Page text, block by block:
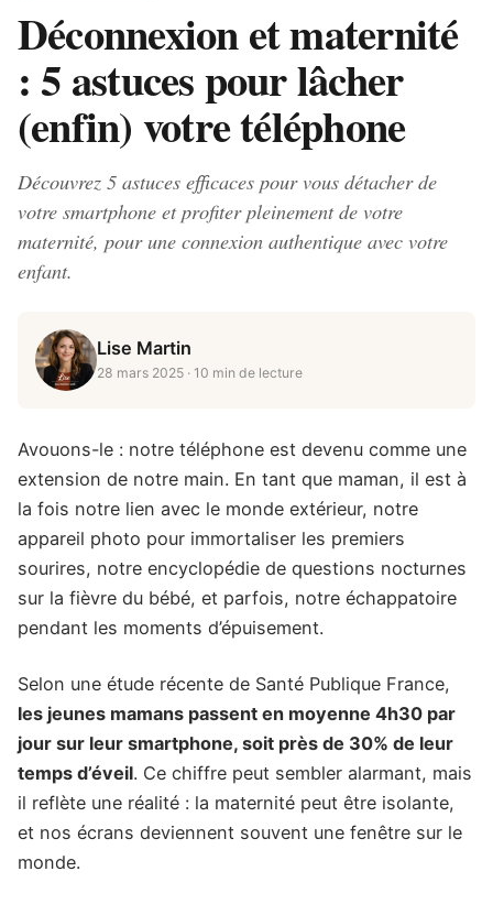
Déconnexion et maternité
: 5 astuces pour lâcher
(enfin) votre téléphone
Découvrez 5 astuces efficaces pour vous détacher de
votre smartphone et profiter pleinement de votre
maternité, pour une connexion authentique avec votre
enfant.
Lise Martin
28 mars 2025 · 10 min de lecture
Avouons-le : notre téléphone est devenu comme une
extension de notre main. En tant que maman, il est à
la fois notre lien avec le monde extérieur, notre
appareil photo pour immortaliser les premiers
sourires, notre encyclopédie de questions nocturnes
sur la fièvre du bébé, et parfois, notre échappatoire
pendant les moments d’épuisement.
Selon une étude récente de Santé Publique France,
les jeunes mamans passent en moyenne 4h30 par
jour sur leur smartphone, soit près de 30% de leur
temps d’éveil. Ce chiffre peut sembler alarmant, mais
il reflète une réalité : la maternité peut être isolante,
et nos écrans deviennent souvent une fenêtre sur le
monde.